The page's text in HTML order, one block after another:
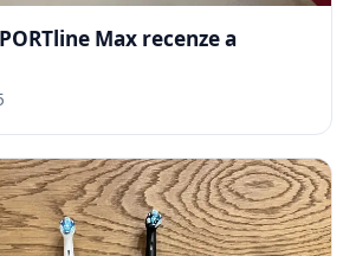
Max recenze a